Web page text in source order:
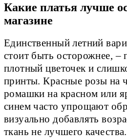
Какие платья лучше
магазине
Единственный летний
стоит быть осторожнее, –
плотный цветочек и
принты. Красные розы на
ромашки на красном или
синем часто упрощают
визуально добавлять
ткань не лучшего качества.